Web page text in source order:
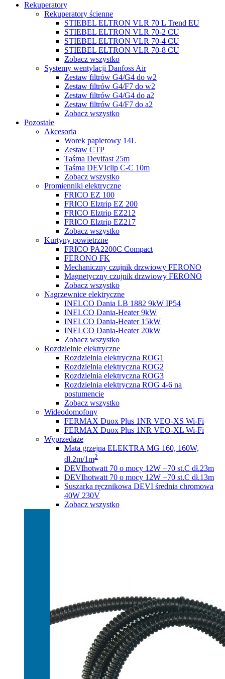
Rekuperatory
Rekuperatory ścienne
STIEBEL ELTRON VLR 70 L Trend EU
STIEBEL ELTRON VLR 70-2 CU
STIEBEL ELTRON VLR 70-4 CU
STIEBEL ELTRON VLR 70-8 CU
Zobacz wszystko
Systemy wentylacji Danfoss Air
Zestaw filtrów G4/G4 do w2
Zestaw filtrów G4/F7 do w2
Zestaw filtrów G4/G4 do a2
Zestaw filtrów G4/F7 do a2
Zobacz wszystko
Pozostałe
Akcesoria
Worek papierowy 14L
Zestaw CTP
Taśma Devifast 25m
Taśma DEVIclip C-C 10m
Zobacz wszystko
Promienniki elektryczne
FRICO EZ 100
FRICO Elztrip EZ 200
FRICO Elztrip EZ212
FRICO Elztrip EZ217
Zobacz wszystko
Kurtyny powietrzne
FRICO PA2200C Compact
FERONO FK
Mechaniczny czujnik drzwiowy FERONO
Magnetyczny czujnik drzwiowy FERONO
Zobacz wszystko
Nagrzewnice elektryczne
INELCO Dania LB 1882 9kW IP54
INELCO Dania-Heater 9kW
INELCO Dania-Heater 15kW
INELCO Dania-Heater 20kW
Zobacz wszystko
Rozdzielnie elektryczne
Rozdzielnia elektryczna ROG1
Rozdzielnia elektryczna ROG2
Rozdzielnia elektryczna ROG3
Rozdzielnia elektryczna ROG 4-6 na
postumencie
Zobacz wszystko
Wideodomofony
FERMAX Duox Plus 1NR VEO-XS Wi-Fi
FERMAX Duox Plus 1NR VEO-XL Wi-Fi
Wyprzedaże
Mata grzejna ELEKTRA MG 160, 160W,
dł.2m/1m2
DEVIhotwatt 70 o mocy 12W +70 st.C dł.23m
DEVIhotwatt 70 o mocy 12W +70 st.C dł.13m
Suszarka ręcznikowa DEVI średnia chromowa
40W 230V
Zobacz wszystko